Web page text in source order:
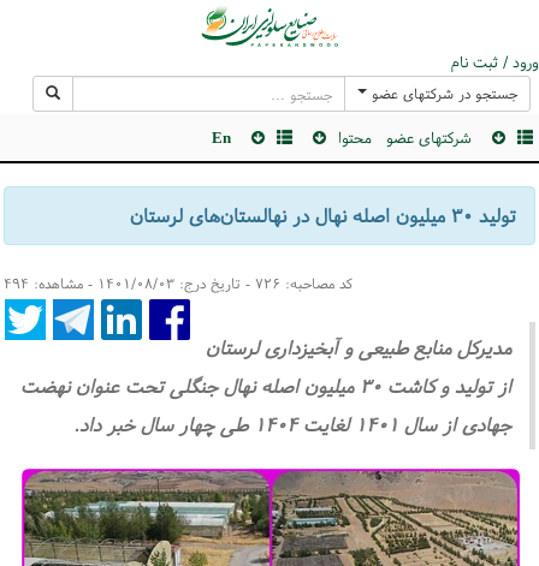
ورود / ثبت نام
جستجو در شرکتهای عضو
شرکتهای عضو محتوا En
تولید ۳۰ میلیون اصله نهال در نهالستان‌های لرستان
کد مصاحبه: ۷۲۶ - تاریخ درج: ۱۴۰۱/۰۸/۰۳ - مشاهده: ۴۹۴
مدیرکل منابع طبیعی و آبخیزداری لرستان
از تولید و کاشت ۳۰ میلیون اصله نهال جنگلی تحت عنوان نهضت
جهادی از سال ۱۴۰۱ لغایت ۱۴۰۴ طی چهار سال خبر داد.